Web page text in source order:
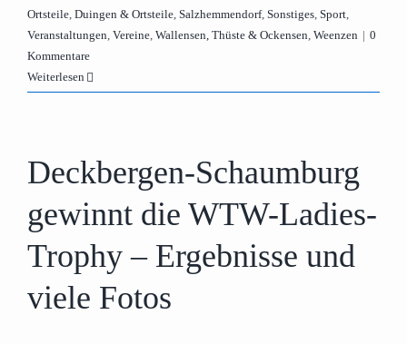
Ortsteile, Duingen & Ortsteile, Salzhemmendorf, Sonstiges, Sport,
Veranstaltungen, Vereine, Wallensen, Thüste & Ockensen, Weenzen | 0
Kommentare
Weiterlesen
Deckbergen-Schaumburg
gewinnt die WTW-Ladies-
Trophy – Ergebnisse und
viele Fotos